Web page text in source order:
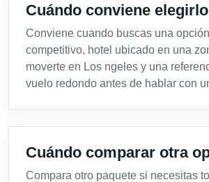
Cuándo conviene elegirlo
Conviene cuando buscas una
competitivo, hotel ubicado en una
moverte en Los ngeles y una
vuelo redondo antes de hablar con
Cuándo comparar otra
Compara otro paquete si necesitas